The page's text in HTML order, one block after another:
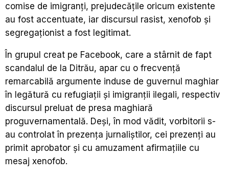
comise de imigranţi, prejudecăţile oricum existente
au fost accentuate, iar discursul rasist, xenofob şi
segregaţionist a fost legitimat.
În grupul creat pe Facebook, care a stârnit de fapt
scandalul de la Ditrău, apar cu o frecvenţă
remarcabilă argumente induse de guvernul maghiar
în legătură cu refugiaţii şi imigranţii ilegali, respectiv
discursul preluat de presa maghiară
proguvernamentală. Deşi, în mod vădit, vorbitorii s-
au controlat în prezenţa jurnaliştilor, cei prezenţi au
primit aprobator şi cu amuzament afirmaţiile cu
mesaj xenofob.